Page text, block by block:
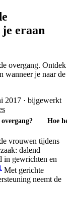
eraan
overgang. Ontdek
wanneer je naar de
2017 · bijgewerkt
Hoe
vrouwen tijdens
dalend
in gewrichten en
Met gerichte
neemt de